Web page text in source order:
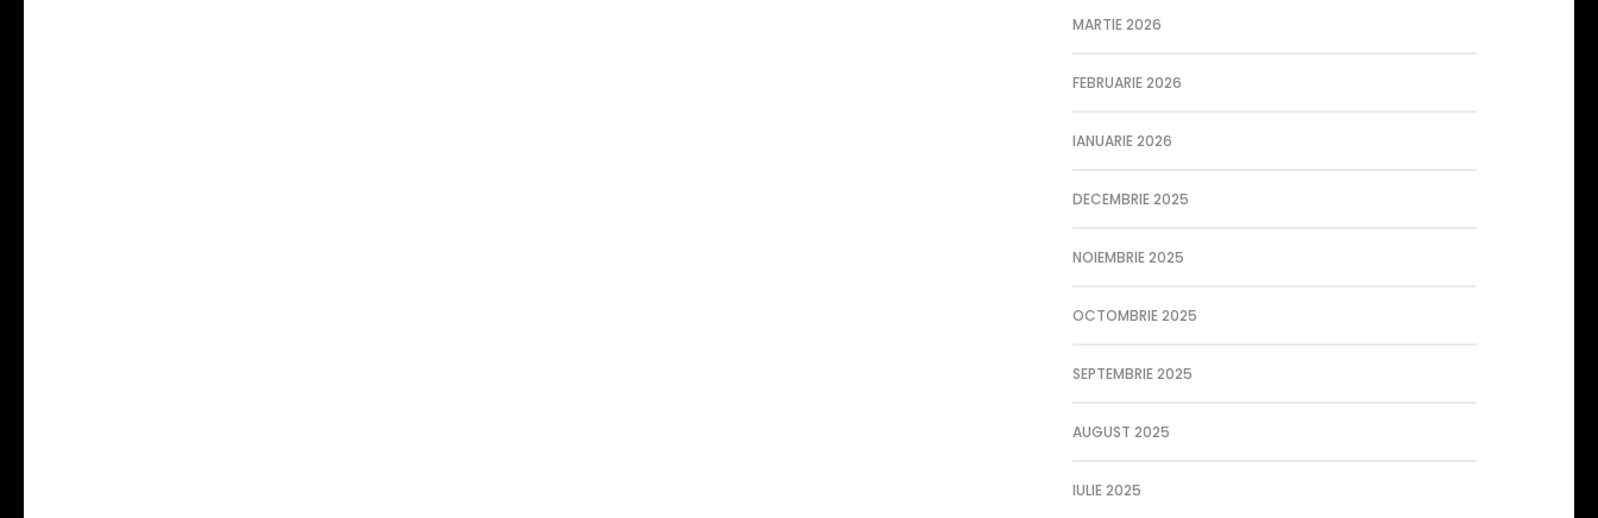
MARTIE 2026
FEBRUARIE 2026
IANUARIE 2026
DECEMBRIE 2025
NOIEMBRIE 2025
OCTOMBRIE 2025
SEPTEMBRIE 2025
AUGUST 2025
IULIE 2025